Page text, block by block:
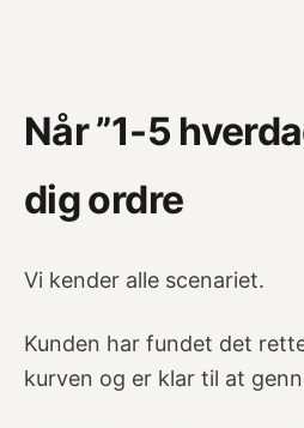
Når ”1-5
dig ordre
Vi kender alle scenariet.
Kunden har fundet det
kurven og er klar til at